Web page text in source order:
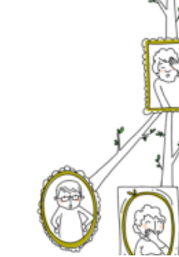
/home/clients/
content/themes/